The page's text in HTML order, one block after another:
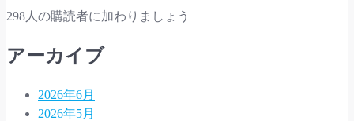
レ
298人の購読者に加わりましょう
アーカイブ
2026年6月
2026年5月